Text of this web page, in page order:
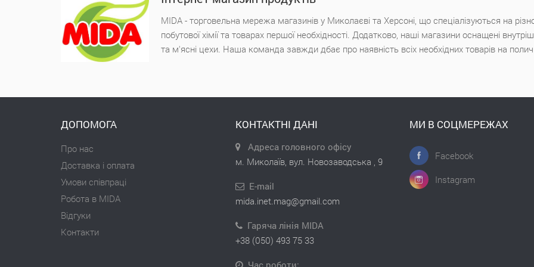
MIDA - торговельна мережа магазинів у Миколаєві та Херсоні, що спеціалізуються на
побутової хімії та товарах першої необхідності. Додатково, наші магазини оснащені
та м'ясні цехи. Наша команда завжди дбає про наявність всіх необхідних товарів на
ДОПОМОГА
Про нас
Доставка і оплата
Умови співпраці
Робота в MIDA
Відгуки
Контакти
КОНТАКТНІ ДАНІ
Адреса головного офісу
м. Миколаїв, вул. Новозаводська , 9
E-mail
mida.inet.mag@gmail.com
Гаряча лінія MIDA
+38 (050) 493 75 33
МИ В СОЦМЕРЕЖАХ
Facebook
Instagram